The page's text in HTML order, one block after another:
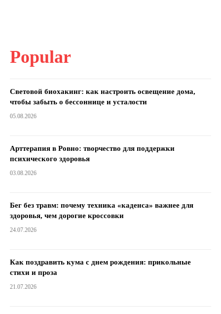
Popular
Световой биохакинг: как настроить освещение дома,
чтобы забыть о бессоннице и усталости
05.08.2026
Арттерапия в Ровно: творчество для поддержки
психического здоровья
03.08.2026
Бег без травм: почему техника «каденса» важнее для
здоровья, чем дорогие кроссовки
24.07.2026
Как поздравить кума с днем ​​рождения: прикольные
стихи и проза
21.07.2026